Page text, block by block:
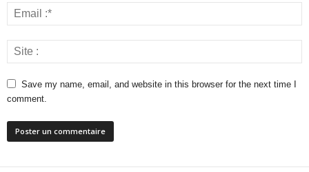
Save my name, email, and website in this browser for the next time I
comment.